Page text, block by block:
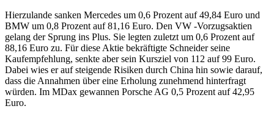
Hierzulande sanken Mercedes um 0,6 Prozent auf 49,84 Euro und
BMW um 0,8 Prozent auf 81,16 Euro. Den VW -Vorzugsaktien
gelang der Sprung ins Plus. Sie legten zuletzt um 0,6 Prozent auf
88,16 Euro zu. Für diese Aktie bekräftigte Schneider seine
Kaufempfehlung, senkte aber sein Kursziel von 112 auf 99 Euro.
Dabei wies er auf steigende Risiken durch China hin sowie darauf,
dass die Annahmen über eine Erholung zunehmend hinterfragt
würden. Im MDax gewannen Porsche AG 0,5 Prozent auf 42,95
Euro.